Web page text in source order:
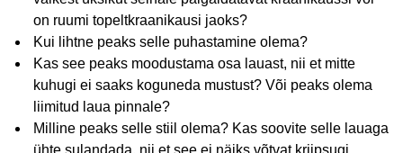
on ruumi topeltkraanikausi jaoks?
Kui lihtne peaks selle puhastamine olema?
Kas see peaks moodustama osa lauast, nii et mitte
kuhugi ei saaks koguneda mustust? Või peaks olema
liimitud laua pinnale?
Milline peaks selle stiil olema? Kas soovite selle lauaga
ühte sulandada, nii et see ei näiks võtvat kriipsugi